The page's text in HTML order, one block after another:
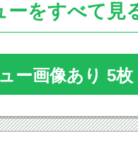
ーをすべて見
ー画像あり 5枚